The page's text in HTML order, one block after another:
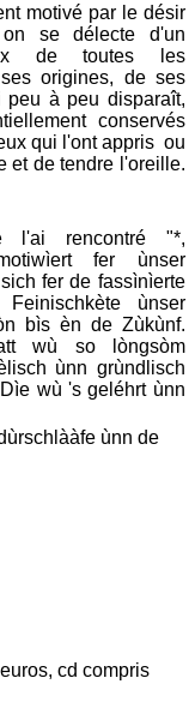
motivé par le désir
se délecte d'un
de toutes les
origines, de ses
peu à peu disparaît,
conservés
qui l'ont appris ou
et de tendre l'oreille.
rencontré "*,
fer ùnser
fer de fassìnìerte
ùnser
bìs èn de Zùkùnf.
wù so lòngsòm
ùnn grùndlisch
wù 's geléhrt ùnn
ùnn de
cd compris